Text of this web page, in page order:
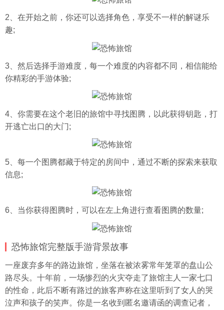
2、在开始之前，你还可以选择角色，享受不一样的解谜乐
趣;
3、然后选择手游难度，每一个难度的内容都不同，相信能给
你精彩的手游体验;
4、你需要在这个老旧的旅馆中寻找图腾，以此获得钥匙，打
开逃亡出口的大门;
5、每一个图腾都藏于特定的房间中，通过不断的探索来获取
信息;
6、当你获得图腾时，可以在左上角进行查看图腾的数量;
恐怖旅馆完整版手游背景故事
一座废弃多年的路边旅馆，坐落在被浓雾常年笼罩的盘山公
路尽头。十年前，一场惨烈的火灾夺走了旅馆主人一家七口
的性命，此后不断有路过的旅客声称在这里听到了女人的哭
泣声和孩子的笑声。你是一名收到匿名邀请函的调查记者，